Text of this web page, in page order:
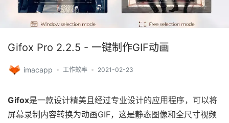
Gifox Pro 2.2.5 - 一键制作GIF动画
imacapp 工作效率 2021-02-23
Gifox是一款设计精美且经过专业设计的应用程序，可以将
屏幕录制内容转换为动画GIF，这是静态图像和全尺寸视频